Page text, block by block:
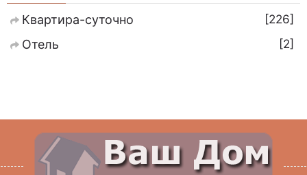
Квартира-суточно
226
Отель
2